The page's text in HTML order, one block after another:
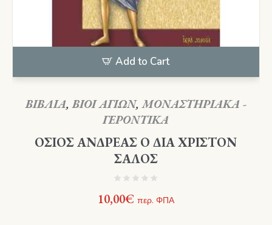
Add to Cart
ΒΙΒΛΙΑ,ΒΙΟΙ ΑΓΙΩΝ,ΜΟΝΑΣΤΗΡΙΑΚΑ -
ΓΕΡΟΝΤΙΚΑ
ΟΣΙΟΣ ΑΝΔΡΕΑΣ Ο ΔΙΑ ΧΡΙΣΤΟΝ
ΣΑΛΟΣ
10,00€ περ. ΦΠΑ